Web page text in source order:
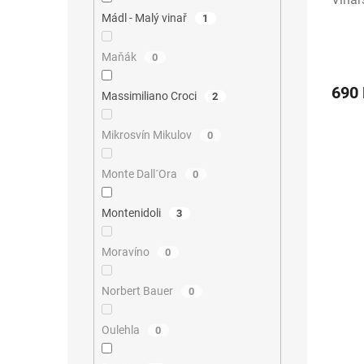
Mádl - Malý vinař 1
Maňák 0
Massimiliano Croci 2
Mikrosvín Mikulov 0
Monte Dall´Ora 0
Montenidoli 3
Moravíno 0
Norbert Bauer 0
Oulehla 0
690